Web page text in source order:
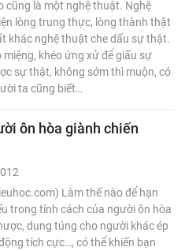
cũng là một nghệ thuật. Nghệ
lòng trung thực, lòng thành thật
khác nghệ thuật che dấu sự thật.
miệng, khéo ứng xử để giấu sự
sự thật, không sớm thì muộn, có
ta cũng biết…
ôn hòa giành chiến
Làm thế nào để hạn
trong tính cách của người ôn hòa
dung túng cho người khác ép
tích cực…, có thể khiến bạn